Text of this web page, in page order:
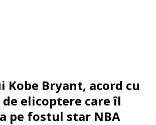
Kobe Bryant, acord cu
elicoptere care îl
pe fostul star NBA